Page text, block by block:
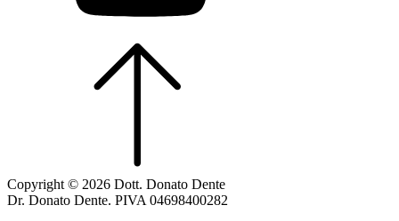
Copyright © 2026 Dott. Donato Dente
Dr. Donato Dente. PIVA 04698400282